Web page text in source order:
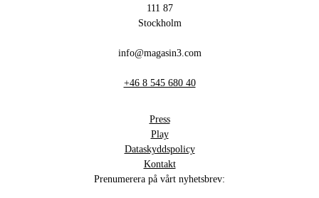
111 87
Stockholm
info@magasin3.com
+46 8 545 680 40
Press
Play
Dataskyddspolicy
Kontakt
Prenumerera på vårt nyhetsbrev: